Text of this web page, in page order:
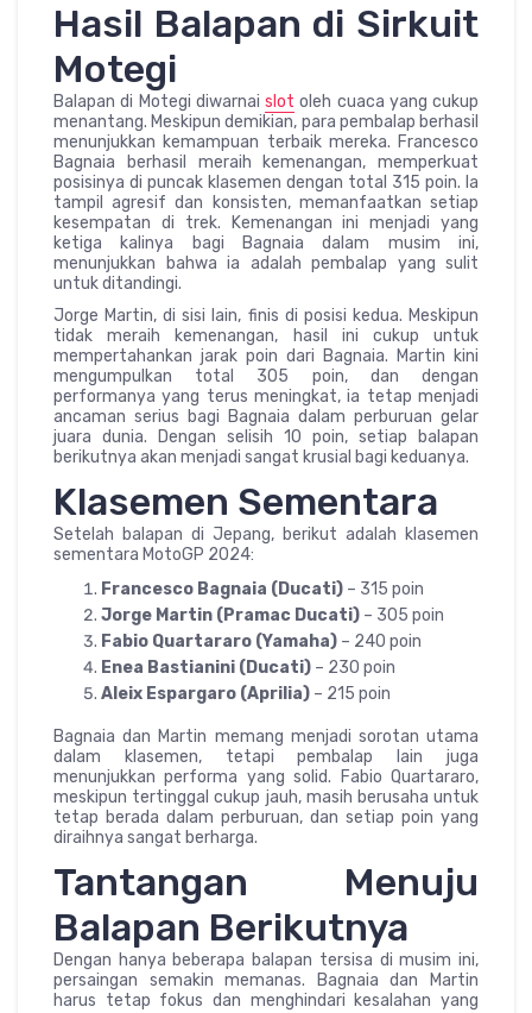
Hasil Balapan di Sirkuit
Motegi
Balapan di Motegi diwarnai slot oleh cuaca yang cukup
menantang. Meskipun demikian, para pembalap berhasil
menunjukkan kemampuan terbaik mereka. Francesco
Bagnaia berhasil meraih kemenangan, memperkuat
posisinya di puncak klasemen dengan total 315 poin. Ia
tampil agresif dan konsisten, memanfaatkan setiap
kesempatan di trek. Kemenangan ini menjadi yang
ketiga kalinya bagi Bagnaia dalam musim ini,
menunjukkan bahwa ia adalah pembalap yang sulit
untuk ditandingi.
Jorge Martin, di sisi lain, finis di posisi kedua. Meskipun
tidak meraih kemenangan, hasil ini cukup untuk
mempertahankan jarak poin dari Bagnaia. Martin kini
mengumpulkan total 305 poin, dan dengan
performanya yang terus meningkat, ia tetap menjadi
ancaman serius bagi Bagnaia dalam perburuan gelar
juara dunia. Dengan selisih 10 poin, setiap balapan
berikutnya akan menjadi sangat krusial bagi keduanya.
Klasemen Sementara
Setelah balapan di Jepang, berikut adalah klasemen
sementara MotoGP 2024:
Francesco Bagnaia (Ducati) – 315 poin
Jorge Martin (Pramac Ducati) – 305 poin
Fabio Quartararo (Yamaha) – 240 poin
Enea Bastianini (Ducati) – 230 poin
Aleix Espargaro (Aprilia) – 215 poin
Bagnaia dan Martin memang menjadi sorotan utama
dalam klasemen, tetapi pembalap lain juga
menunjukkan performa yang solid. Fabio Quartararo,
meskipun tertinggal cukup jauh, masih berusaha untuk
tetap berada dalam perburuan, dan setiap poin yang
diraihnya sangat berharga.
Tantangan Menuju
Balapan Berikutnya
Dengan hanya beberapa balapan tersisa di musim ini,
persaingan semakin memanas. Bagnaia dan Martin
harus tetap fokus dan menghindari kesalahan yang